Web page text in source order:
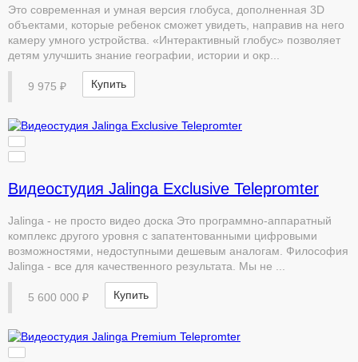
Это современная и умная версия глобуса, дополненная 3D
объектами, которые ребенок сможет увидеть, направив на него
камеру умного устройства. «Интерактивный глобус» позволяет
детям улучшить знание географии, истории и окр...
9 975 ₽ Купить
Видеостудия Jalinga Exclusive Telepromter
Jalinga - не просто видео доска Это программно-аппаратный
комплекс другого уровня с запатентованными цифровыми
возможностями, недоступными дешевым аналогам. Философия
Jalinga - все для качественного результата. Мы не ...
5 600 000 ₽ Купить